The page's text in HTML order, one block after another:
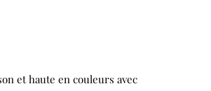
et haute en couleurs avec